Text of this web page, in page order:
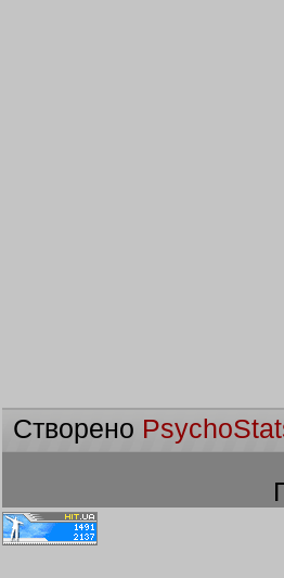
Створено